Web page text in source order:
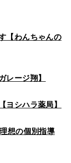
【わんちゃんの
レージ翔】
ヨシハラ薬局】
想の個別指導